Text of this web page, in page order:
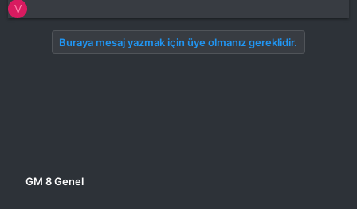
V
Buraya mesaj yazmak için üye olmanız gereklidir.
GM 8 Genel